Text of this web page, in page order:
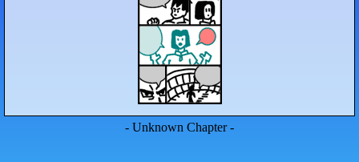
- Unknown Chapter -